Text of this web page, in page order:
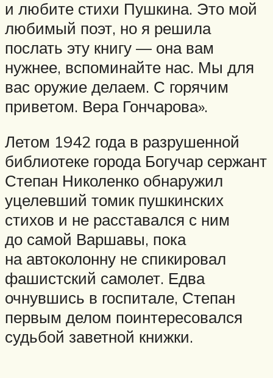
и любите стихи Пушкина. Это мой
любимый поэт, но я решила
послать эту книгу — она вам
нужнее, вспоминайте нас. Мы для
вас оружие делаем. С горячим
приветом. Вера Гончарова».
Летом 1942 года в разрушенной
библиотеке города Богучар сержант
Степан Николенко обнаружил
уцелевший томик пушкинских
стихов и не расставался с ним
до самой Варшавы, пока
на автоколонну не спикировал
фашистский самолет. Едва
очнувшись в госпитале, Степан
первым делом поинтересовался
судьбой заветной книжки.